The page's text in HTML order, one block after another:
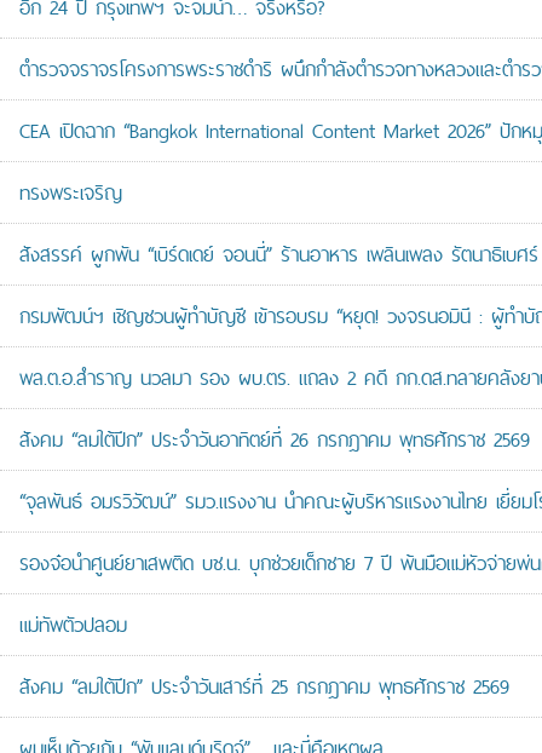
อีก 24 ปี กรุงเทพฯ จะจมน้ำ… จริงหรือ?
ตำรวจจราจรโครงการพระราชดำริ ผนึกกำลังตำรวจทางหลวงและตำ
CEA เปิดฉาก “Bangkok International Content Market 2026” ปั
ทรงพระเจริญ
สังสรรค์ ผูกพัน “เบิร์ดเดย์ จอนนี่” ร้านอาหาร เพลินเพลง รัตนาธิเบศ
กรมพัฒน์ฯ เชิญชวนผู้ทำบัญชี เข้ารอบรม “หยุด! วงจรนอมินี : ผู้ทำ
พล.ต.อ.สำราญ นวลมา รอง ผบ.ตร. แถลง 2 คดี กก.ดส.ทลายคลังย
สังคม “ลมใต้ปีก” ประจำวันอาทิตย์ที่ 26 กรกฎาคม พุทธศักราช 2569
“จุลพันธ์ อมรวิวัฒน์” รมว.แรงงาน นำคณะผู้บริหารแรงงานไทย เยี่ยม
รองจ๋อนำศูนย์ยาเสพติด บช.น. บุกช่วยเด็กชาย 7 ปี พ้นมือแม่หัวจ่ายพ่น
แม่ทัพตัวปลอม
สังคม “ลมใต้ปีก” ประจำวันเสาร์ที่ 25 กรกฎาคม พุทธศักราช 2569